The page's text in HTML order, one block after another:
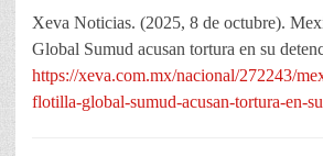
Xeva Noticias. (2025, 8 de octubre).
Global Sumud acusan tortura en su
https://xeva.com.mx/nacional/272243/
flotilla-global-sumud-acusan-tortura-en-